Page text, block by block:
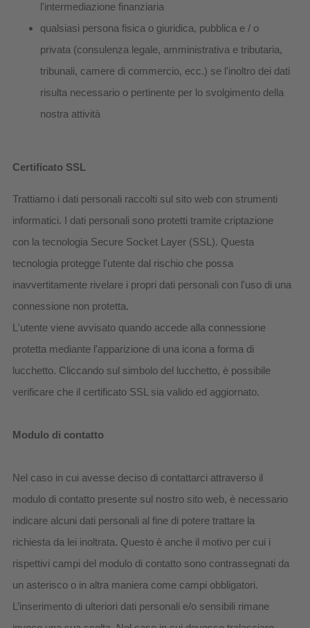
l'intermediazione finanziaria
qualsiasi persona fisica o giuridica, pubblica e / o
privata (consulenza legale, amministrativa e tributaria,
tribunali, camere di commercio, ecc.) se l'inoltro dei dati
risulta necessario o pertinente per lo svolgimento della
nostra attività
Certificato SSL
Trattiamo i dati personali raccolti sul sito web con strumenti
informatici. I dati personali sono protetti tramite criptazione
con la tecnologia Secure Socket Layer (SSL). Questa
tecnologia protegge l'utente dal rischio che possa
inavvertitamente rivelare i propri dati personali con l'uso di una
connessione non protetta.
L'utente viene avvisato quando accede alla connessione
protetta mediante l'apparizione di una icona a forma di
lucchetto. Cliccando sul simbolo del lucchetto, è possibile
verificare che il certificato SSL sia valido ed aggiornato.
Modulo di contatto
Nel caso in cui avesse deciso di contattarci attraverso il
modulo di contatto presente sul nostro sito web, è necessario
indicare alcuni dati personali al fine di potere trattare la
richiesta da lei inoltrata. Questo è anche il motivo per cui i
rispettivi campi del modulo di contatto sono contrassegnati da
un asterisco o in altra maniera come campi obbligatori.
L’inserimento di ulteriori dati personali e/o sensibili rimane